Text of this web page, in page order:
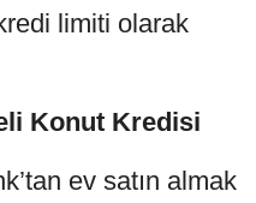
limiti olarak
Konut Kredisi
ev satın almak